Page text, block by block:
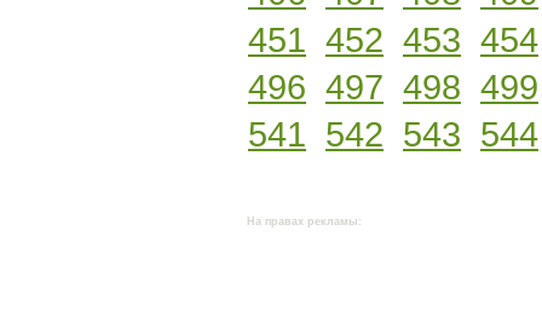
451 452 453 454
496 497 498 499
541 542 543 544
На правах рекламы: